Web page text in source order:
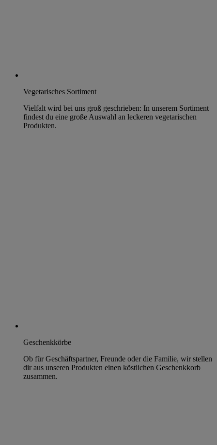
Vegetarisches Sortiment
Vielfalt wird bei uns groß geschrieben: In unserem Sortiment
findest du eine große Auswahl an leckeren vegetarischen
Produkten.
Geschenkkörbe
Ob für Geschäftspartner, Freunde oder die Familie, wir stellen
dir aus unseren Produkten einen köstlichen Geschenkkorb
zusammen.